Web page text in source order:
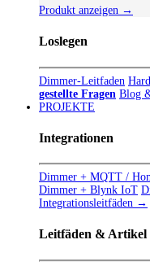
Produkt anzeigen →
Loslegen
Dimmer-Leitfaden
gestellte Fragen Blog
PROJEKTE
Integrationen
Dimmer + MQTT /
Dimmer + Blynk IoT
Integrationsleitfäden →
Leitfäden & Artikel